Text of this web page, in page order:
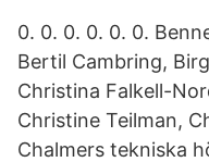
0. 0. 0. 0. 0. 0.
Bertil Cambring,
Christina Falkell-
Christine Teilman,
Chalmers tekniska